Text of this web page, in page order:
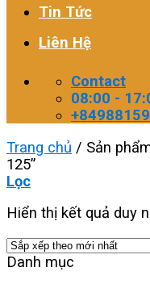
Tin Tức
Liên Hệ
Contact
08:00 -
Trang chủ / Sản
125”
Lọc
Hiển thị kết quả duy
Danh mục